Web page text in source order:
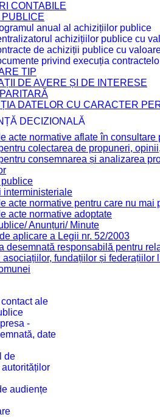
CONTABILE
PUBLICE
anual al achizițiilor publice
achizițiilor publice cu
de achiziții publice cu
privind execuția
TIP
DE AVERE ȘI DE INTERESE
DATELOR CU CARACTER
DECIZIONALĂ
acte normative aflate în consultare
colectarea de propuneri,
consemnarea și analizarea
interministeriale
acte normative pentru care nu mai
acte normative adoptate
Anunțuri/ Minute
aplicare a Legii nr. 52/2003
desemnată responsabilă pentru
asociațiilor, fundațiilor și federațiilor
ale
-
date
de
audiențe